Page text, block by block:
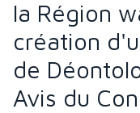
la Région
création
de
Avis du